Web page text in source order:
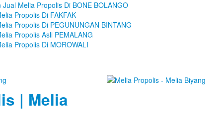
Jual Melia Propolis Di BONE BOLANGO
Propolis Di FAKFAK
Propolis Di PEGUNUNGAN BINTANG
Propolis Asli PEMALANG
Propolis Di MOROWALI
| Melia